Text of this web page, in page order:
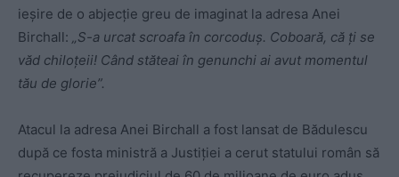
ieșire de o abjecție greu de imaginat la adresa Anei
Birchall:
„S-a urcat scroafa în corcoduș. Coboară, că ți se
văd chiloțeii! Când stăteai în genunchi ai avut momentul
tău de glorie”.
Atacul la adresa Anei Birchall a fost lansat de Bădulescu
după ce fosta ministră a Justiției a cerut statului român să